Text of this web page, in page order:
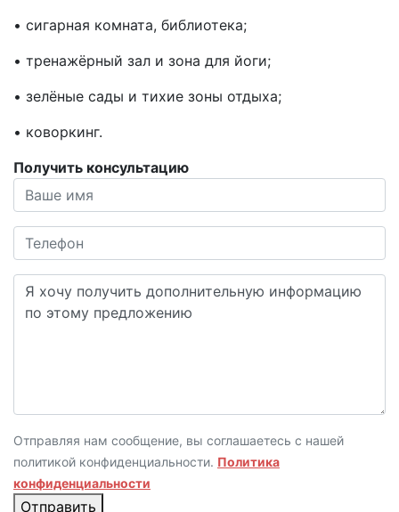
• сигарная комната, библиотека;
• тренажёрный зал и зона для йоги;
• зелёные сады и тихие зоны отдыха;
• коворкинг.
Получить консультацию
Отправляя нам сообщение, вы соглашаетесь с нашей
политикой конфиденциальности. Политика
конфиденциальности
Отправить